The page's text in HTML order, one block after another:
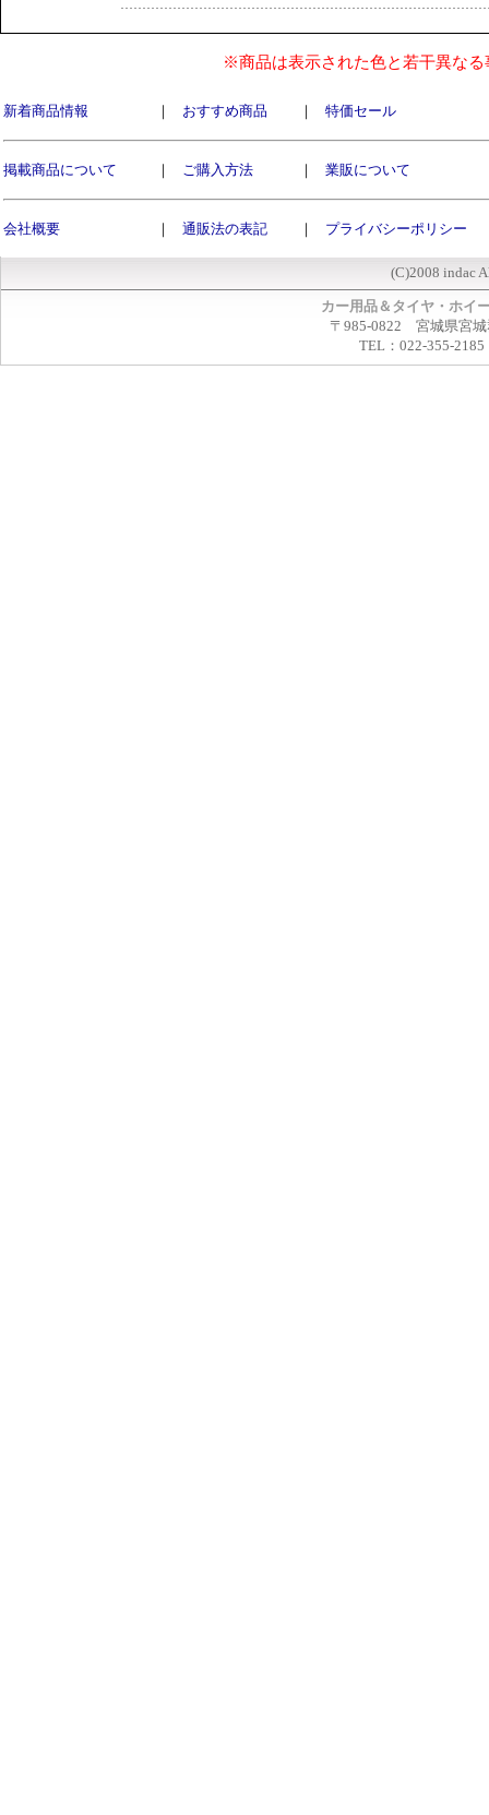
※商品は表示された色と若干異な
新着商品情報 ｜ おすすめ商品 ｜ 特価セール
掲載商品について ｜ ご購入方法 ｜ 業販について
会社概要 ｜ 通販法の表記 ｜ プライバシーポリシー
(C)2008 indac
カー用品＆タイヤ・ホイ
〒985-0822 宮城県宮城
TEL：022-355-